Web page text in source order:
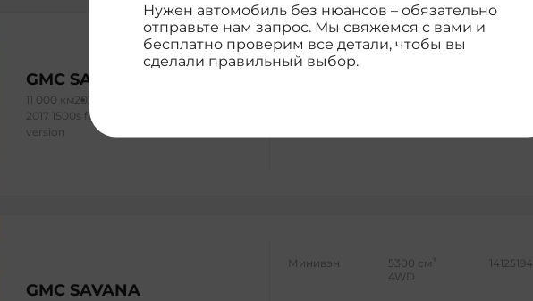
GMC SAVANA
11 000 км2020 г
2017 1500s four-wheel drive classic
version
Минивэн
GMC SAVANA
Минивэн 5300 см 3
4WD
14125194
Нужен автомобиль без нюансов – обязательно
отправьте нам запрос. Мы свяжемся с вами и
бесплатно проверим все детали, чтобы вы
сделали правильный выбор.